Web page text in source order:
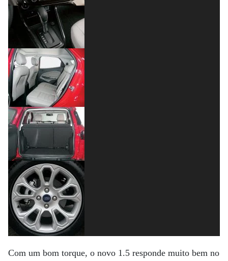
Com um bom torque, o novo 1.5 responde muito bem no